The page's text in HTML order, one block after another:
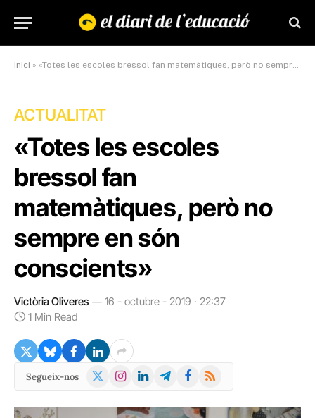
Inici » «Totes les escoles bressol fan matemàtiques, però no sempre en són conscients»
ACTUALITAT
«Totes les escoles
bressol fan
matemàtiques, però no
sempre en són
conscients»
Victòria Oliveres
16 - octubre - 2019 · 22:37
1 Min Read
Segueix-nos
X
Instagram
LinkedInTelegramFacebook
RSS